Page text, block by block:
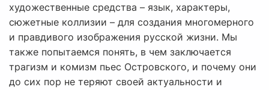
художественные средства – язык, характеры,
сюжетные коллизии – для создания многомерного
и правдивого изображения русской жизни. Мы
также попытаемся понять, в чем заключается
трагизм и комизм пьес Островского, и почему они
до сих пор не теряют своей актуальности и